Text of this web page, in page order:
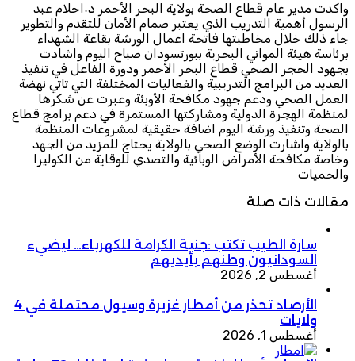
واكدت مدير عام قطاع الصحة بولاية البحر الأحمر د٠احلام عبد
الرسول أهمية التدريب الذي يعتبر صمام الأمان للتقدم والتطوير
جاء ذلك خلال مخاطبتها فاتحة اعمال الورشة بقاعة الشهداء
برئاسة هيئة المواني البحرية ببورتسودان صباح اليوم واشادت
بجهود الحجر الصحي قطاع البحر الأحمر ودورة الفاعل في تنفيذ
العديد من البرامج التدريبية والفعاليات المختلفة التي تاتي نهضة
العمل الصحي ودعم جهود مكافحة الأوبئة وعبرت عن شكرها
لمنظمة الهجرة الدولية ومشاركتها المستمرة في دعم برامج قطاع
الصحة وتنفيذ ورشة اليوم اضافة حقيقية لمشروعات المنظمة
بالولاية واشارت الوضع الصحي بالولاية يحتاج للمزيد من الجهد
وخاصة مكافحة الأمراض الوبائية والتصدي للوقاية من الكوليرا
والحميات
مقالات ذات صلة
سارة الطيب تكتب :جنية الكرامة للكهرباء… ليضيء
السودانيون وطنهم بأيديهم
أغسطس 2, 2026
الأرصاد تحذر من أمطار غزيرة وسيول محتملة في 4
ولايات
أغسطس 1, 2026